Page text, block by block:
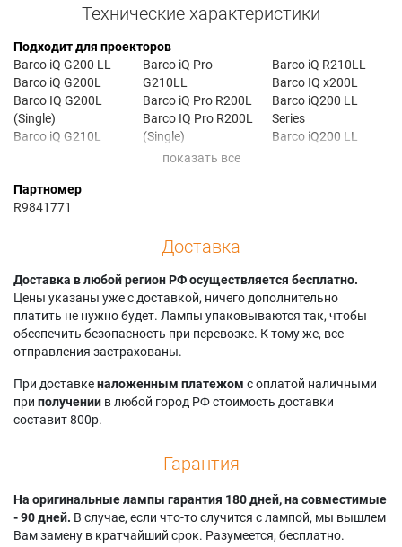
Технические характеристики
Подходит для проекторов
Barco iQ G200 LL
Barco iQ G200L
Barco IQ G200L
(Single)
Barco iQ G210L
Barco iQ G210L PRO
Barco iQ G210LL
Barco iQ Pro G210L
Barco IQ Pro G210L
(Single)
Barco iQ Pro
G210LL
Barco iQ Pro R200L
Barco IQ Pro R200L
(Single)
Barco iQ Pro R210L
Barco IQ R200L
Barco iQ R210L
Barco IQ R210L
(Single)
Barco iQ R210L PRO
Barco iQ R210LL
Barco IQ x200L
Barco iQ200 LL
Series
Barco iQ200 LL
Barco SIM4 0V
DR120
Barco SIM4 0V
DR120 (Single)
Партномер
R9841771
Доставка
Доставка в любой регион РФ осуществляется бесплатно.
Цены указаны уже с доставкой, ничего дополнительно
платить не нужно будет. Лампы упаковываются так, чтобы
обеспечить безопасность при перевозке. К тому же, все
отправления застрахованы.
При доставкеналоженным платежом с оплатой наличными
при получении в любой город РФ стоимость доставки
составит 800р.
Гарантия
На оригинальные лампы гарантия 180 дней, на совместимые
- 90 дней. В случае, если что-то случится с лампой, мы вышлем
Вам замену в кратчайший срок. Разумеется, бесплатно.